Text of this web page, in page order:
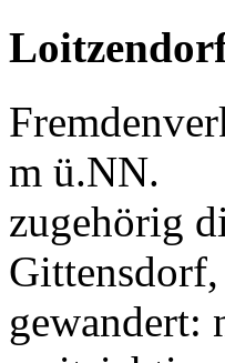
m ü.NN.
zugehörig
gewandert: